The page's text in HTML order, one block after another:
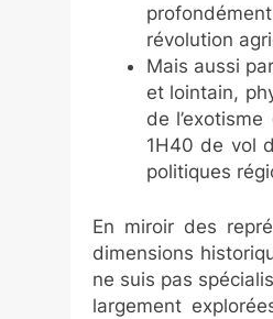
révolution
Mais aussi
et lointain,
de
1H40 de vol
politiques
En miroir des
dimensions
ne suis pas
largement